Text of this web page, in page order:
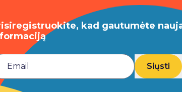
kad gautumėte
Siųsti